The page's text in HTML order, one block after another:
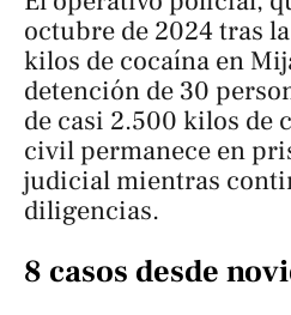
octubre de 2024 tras
kilos de cocaína en
detención de 30
de casi 2.500 kilos de
civil permanece en
judicial mientras
diligencias.
8 casos desde